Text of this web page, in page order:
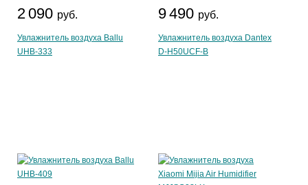
2 090 руб.
Увлажнитель воздуха Ballu
UHB-333
9 490 руб.
Увлажнитель воздуха Dantex
D-H50UCF-B